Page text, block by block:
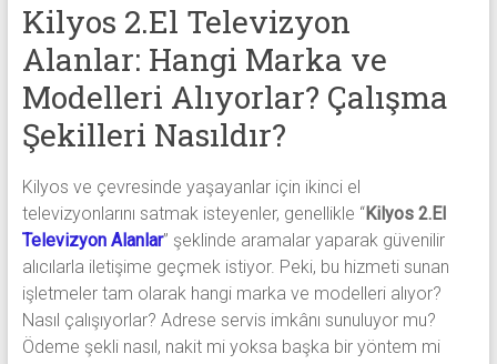
el
televizyonlarınızı
hemen
bize
satarak
nakit
ödeme
alabilirsiniz.
TV
alanlar
adresten
alım
yapıyor
Kilyos 2.El Televizyon
Alanlar: Hangi Marka ve
Modelleri Alıyorlar? Çalışma
Şekilleri Nasıldır?
Kilyos ve çevresinde yaşayanlar için ikinci el
televizyonlarını satmak isteyenler, genellikle “Kilyos 2.El
Televizyon Alanlar” şeklinde aramalar yaparak güvenilir
alıcılarla iletişime geçmek istiyor. Peki, bu hizmeti sunan
işletmeler tam olarak hangi marka ve modelleri alıyor?
Nasıl çalışıyorlar? Adrese servis imkânı sunuluyor mu?
Ödeme şekli nasıl, nakit mi yoksa başka bir yöntem mi